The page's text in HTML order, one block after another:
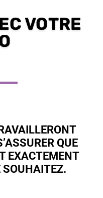
VOTRE
QUE
EXACTEMENT
SOUHAITEZ.